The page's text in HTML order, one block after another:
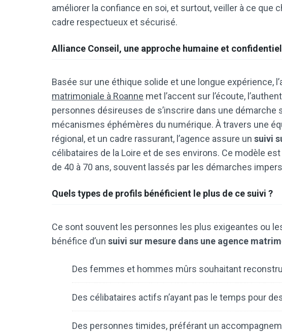
améliorer la confiance en soi, et surtout, veiller à ce que
cadre respectueux et sécurisé.
Alliance Conseil, une approche humaine et
Basée sur une éthique solide et une longue expérience,
matrimoniale à Roanne met l’accent sur l’écoute,
personnes désireuses de s’inscrire dans une démarche
mécanismes éphémères du numérique. À travers une
régional, et un cadre rassurant, l’agence assure un suivi
célibataires de la Loire et de ses environs. Ce modèle
de 40 à 70 ans, souvent lassés par les démarches
Quels types de profils bénéficient le plus de ce suivi ?
Ce sont souvent les personnes les plus exigeantes ou
bénéfice d’un suivi sur mesure dans une agence
Des femmes et hommes mûrs souhaitant
Des célibataires actifs n’ayant pas le temps pour
Des personnes timides, préférant un